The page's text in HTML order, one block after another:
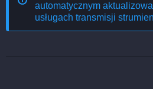
automatycznym
usługach transmisji